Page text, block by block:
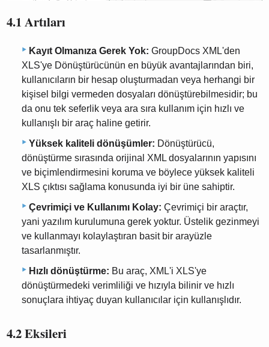
4.1 Artıları
Kayıt Olmanıza Gerek Yok: GroupDocs XML'den
XLS'ye Dönüştürücünün en büyük avantajlarından biri,
kullanıcıların bir hesap oluşturmadan veya herhangi bir
kişisel bilgi vermeden dosyaları dönüştürebilmesidir; bu
da onu tek seferlik veya ara sıra kullanım için hızlı ve
kullanışlı bir araç haline getirir.
Yüksek kaliteli dönüşümler: Dönüştürücü,
dönüştürme sırasında orijinal XML dosyalarının yapısını
ve biçimlendirmesini koruma ve böylece yüksek kaliteli
XLS çıktısı sağlama konusunda iyi bir üne sahiptir.
Çevrimiçi ve Kullanımı Kolay: Çevrimiçi bir araçtır,
yani yazılım kurulumuna gerek yoktur. Üstelik gezinmeyi
ve kullanmayı kolaylaştıran basit bir arayüzle
tasarlanmıştır.
Hızlı dönüştürme: Bu araç, XML'i XLS'ye
dönüştürmedeki verimliliği ve hızıyla bilinir ve hızlı
sonuçlara ihtiyaç duyan kullanıcılar için kullanışlıdır.
4.2 Eksileri